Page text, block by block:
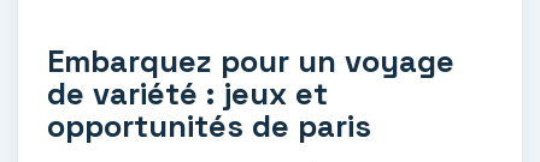
Embarquez pour un voyage
de variété : jeux et
opportunités de paris